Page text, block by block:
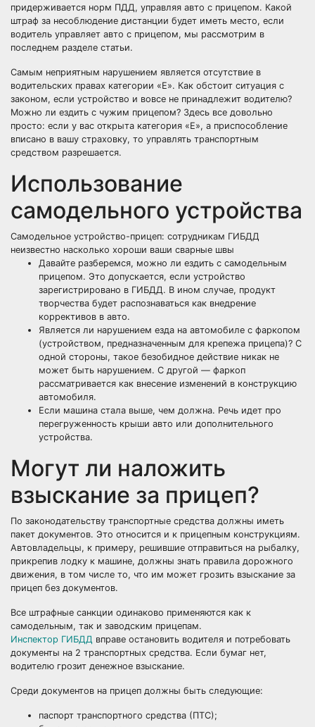
придерживается норм ПДД, управляя авто с прицепом. Какой
штраф за несоблюдение дистанции будет иметь место, если
водитель управляет авто с прицепом, мы рассмотрим в
последнем разделе статьи.
Самым неприятным нарушением является отсутствие в
водительских правах категории «Е». Как обстоит ситуация с
законом, если устройство и вовсе не принадлежит водителю?
Можно ли ездить с чужим прицепом? Здесь все довольно
просто: если у вас открыта категория «Е», а приспособление
вписано в вашу страховку, то управлять транспортным
средством разрешается.
Использование
самодельного устройства
Самодельное устройство-прицеп: сотрудникам ГИБДД
неизвестно насколько хороши ваши сварные швы
Давайте разберемся, можно ли ездить с самодельным
прицепом. Это допускается, если устройство
зарегистрировано в ГИБДД. В ином случае, продукт
творчества будет распознаваться как внедрение
коррективов в авто.
Является ли нарушением езда на автомобиле с фаркопом
(устройством, предназначенным для крепежа прицепа)? С
одной стороны, такое безобидное действие никак не
может быть нарушением. С другой — фаркоп
рассматривается как внесение изменений в конструкцию
автомобиля.
Если машина стала выше, чем должна. Речь идет про
перегруженность крыши авто или дополнительного
устройства.
Могут ли наложить
взыскание за прицеп?
По законодательству транспортные средства должны иметь
пакет документов. Это относится и к прицепным конструкциям.
Автовладельцы, к примеру, решившие отправиться на рыбалку,
прикрепив лодку к машине, должны знать правила дорожного
движения, в том числе то, что им может грозить взыскание за
прицеп без документов.
Все штрафные санкции одинаково применяются как к
самодельным, так и заводским прицепам.
Инспектор ГИБДД вправе остановить водителя и потребовать
документы на 2 транспортных средства. Если бумаг нет,
водителю грозит денежное взыскание.
Среди документов на прицеп должны быть следующие:
паспорт транспортного средства (ПТС);